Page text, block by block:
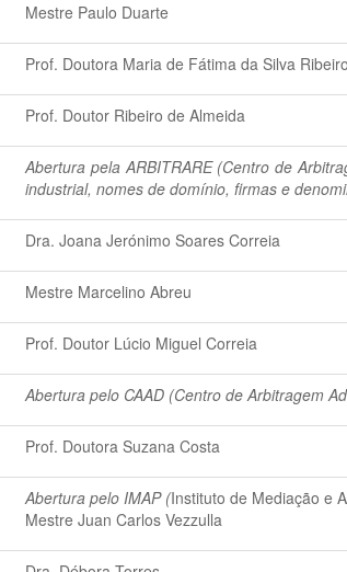
Mestre Paulo Duarte
Prof. Doutora Maria de Fátima da Silva Ribeiro
Prof. Doutor Ribeiro de Almeida
Abertura pela ARBITRARE (Centro de
industrial, nomes de domínio, firmas e
Dra. Joana Jerónimo Soares Correia
Mestre Marcelino Abreu
Prof. Doutor Lúcio Miguel Correia
Abertura pelo CAAD (Centro de Arbitragem
Prof. Doutora Suzana Costa
Abertura pelo IMAP (Instituto de Mediação e
Mestre Juan Carlos Vezzulla